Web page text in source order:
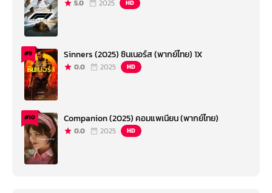
5.0 2025 HD
#9 Sinners (2025) ซินเนอร์ส (พากย์ไทย) 1X
0.0 2025 HD
#10 Companion (2025) คอมแพเนียน (พากย์ไทย)
0.0 2025 HD